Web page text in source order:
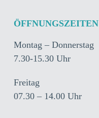
ÖFFNUNGSZEITEN
Montag – Donnerstag
7.30-15.30 Uhr
Freitag
07.30 – 14.00 Uhr